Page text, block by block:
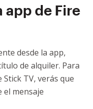
app de Fire
desde la app,
de alquiler. Para
TV, verás que
el mensaje